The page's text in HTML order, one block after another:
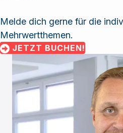
Melde dich gerne für die
Mehrwertthemen.
JETZT BUCHEN!